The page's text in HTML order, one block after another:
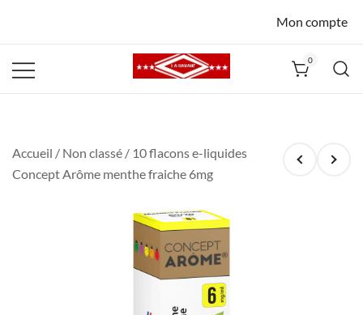
Mon compte
0
Accueil / Non classé / 10 flacons e-liquides
Concept Arôme menthe fraiche 6mg